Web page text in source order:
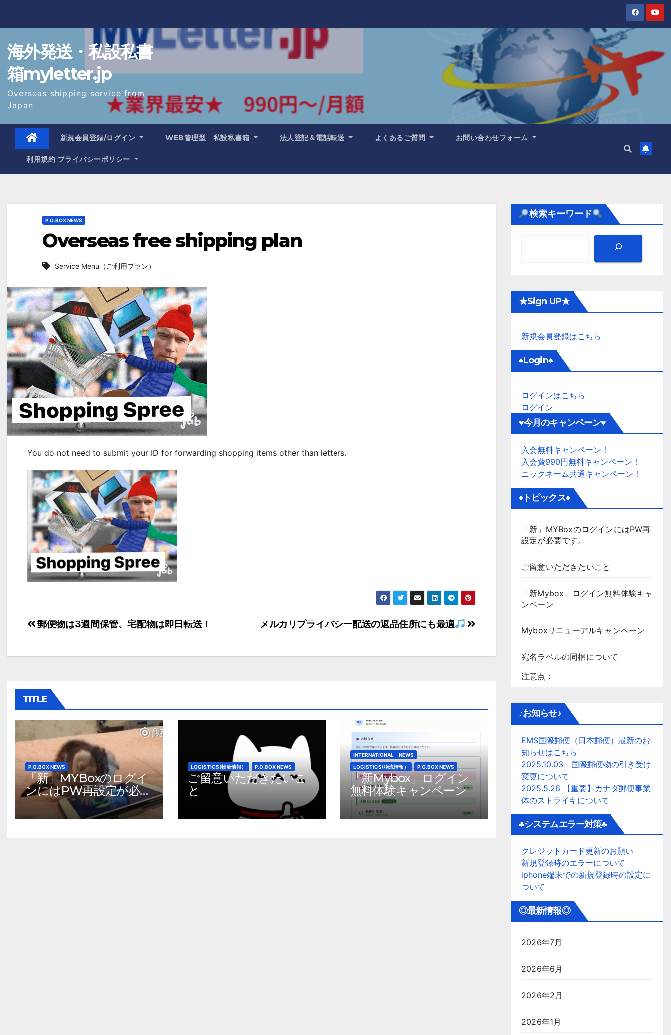
content
海外発送・私設私書
箱myletter.jp
Overseas shipping service from
Japan
新規会員登録/ログイン WEB管理型 私設私書箱 法人登記＆電話転送 よくあるご質問 お問い合わせフォーム
利用規約 プライバシーポリシー
P.O.BOX NEWS
Overseas free shipping plan
Service Menu（ご利用プラン）
You do not need to submit your ID for forwarding shopping items other than letters.
投
ゲ
ー
シ
ョ
ン
メルカリプライバシー配送の返品住所にも最適
郵便物は3週間保管、宅配物は即日転送！
TITLE
P.O.BOX NEWS
「新」MYBoxのログイ
ンにはPW再設定が必要
です。
LOGISTICS(物流情報） P.O.BOX NEWS
ご留意いただきたいこ
と
INTERNATIONAL NEWS
LOGISTICS(物流情報）
P.O.BOX NEWS
「新Mybox」ログイン
無料体験キャンペーン
検索キーワード
★Sign UP★
新規会員登録はこちら
♠Login♠
ログインはこちら
ログイン
♥今月のキャンペーン♥
入会無料キャンペーン！
入会費990円無料キャンペーン！
ニックネーム共通キャンペーン！
♦トピックス♦
「新」MYBoxのログインにはPW再
設定が必要です。
ご留意いただきたいこと
「新Mybox」ログイン無料体験キャ
ンペーン
Myboxリニューアルキャンペーン
宛名ラベルの同梱について
注意点：
♪お知らせ♪
EMS国際郵便（日本郵便）最新のお
知らせはこちら
2025.10.03 国際郵便物の引き受け
変更について
2025.5.26 【重要】カナダ郵便事業
体のストライキについて
♣システムエラー対策♣
クレジットカード更新のお願い
新規登録時のエラーについて
iphone端末での新規登録時の設定に
ついて
◎最新情報◎
2026年7月
2026年6月
2026年2月
2026年1月